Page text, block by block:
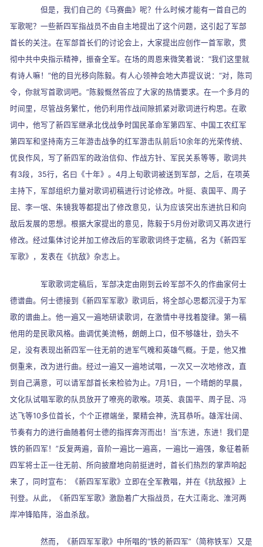
但是，我们自己的《马赛曲》呢？什么时候才能有一首自己的
军歌呢？一些新四军指战员不由自主地提出了这个问题，这引起了军部
首长的关注。在军部首长们的讨论会上，大家提出应创作一首军歌，贯
彻中共中央指示精神，振奋全军。在场的周恩来微笑着说： “我们这里就
有诗人嘛！ ”他的目光移向陈毅。有人心领神会地大声提议说： “对，陈司
令，你就写首歌词吧。 ”陈毅慨然答应了大家的热情要求。在一个多月的
时间里，尽管战务繁忙，他仍利用作战间隙抓紧对歌词进行构思。在歌
词中，他写了新四军继承北伐战争时国民革命军第四军、中国工农红军
第四军和坚持南方三年游击战争的红军游击队前后10余年的光荣传统、
优良作风，写了新四军的政治信仰、作战方针、军民关系等等，歌词共
有3段， 35行，名曰《十年》。 4月上旬歌词被送到军部，之后，在项英
主持下，军部组织力量对歌词初稿进行讨论修改。叶挺、袁国平、周子
昆、李一氓、朱镜我等都提出了修改意见，认为应该突出东进抗日和向
敌后发展的思想。根据大家提出的意见，陈毅于5 月份对歌词又再次进行
修改。经过集体讨论并加工修改后的军歌歌词终于定稿，名为《新四军
军歌》，发表在《抗敌》杂志上。
军歌歌词定稿后，军部决定由刚到云岭军部不久的作曲家何士
德谱曲。何士德接到《新四军军歌》歌词后，将全部心思都沉浸于为军
歌的谱曲上。他一遍又一遍地研读歌词，在激情中寻找着旋律。第一稿
他用的是民歌风格。曲调优美流畅，朗朗上口，但不够雄壮，劲头不
足，没有表现出新四军一往无前的进军气魄和英雄气概。于是，他又推
倒重来，改为进行曲。经过一遍又一遍地试唱，一次又一次地修改，直
到自己满意，可以请军部首长来检验为止。 7月1 日，一个晴朗的早晨，
文化队试唱军歌的队员放开了嘹亮的歌喉。项英、袁国平、周子昆、冯
达飞等10多位首长，个个正襟端坐，聚精会神，洗耳恭听。雄浑壮阔、
节奏有力的进行曲随着何士德的指挥奔泻而出！当“东进，东进！我们是
铁的新四军！ ”反复两遍，音阶一遍比一遍高，一遍比一遍强，象征着新
四军将士正一往无前、所向披靡地向前挺进时，首长们热烈的掌声响起
来了，同时宣布：《新四军军歌》立即在全军教唱，并在《抗敌报》上
刊登。从此，《新四军军歌》激励着广大指战员，在大江南北、淮河两
岸冲锋陷阵，浴血杀敌。
然而，《新四军军歌》中所唱的“铁的新四军” （简称铁军）又是